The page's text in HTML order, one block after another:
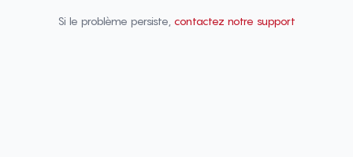
Si le problème persiste, contactez notre support